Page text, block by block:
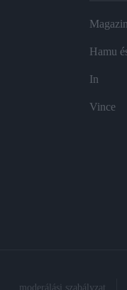
Hamu
In
Vince
moderálási szabályzat